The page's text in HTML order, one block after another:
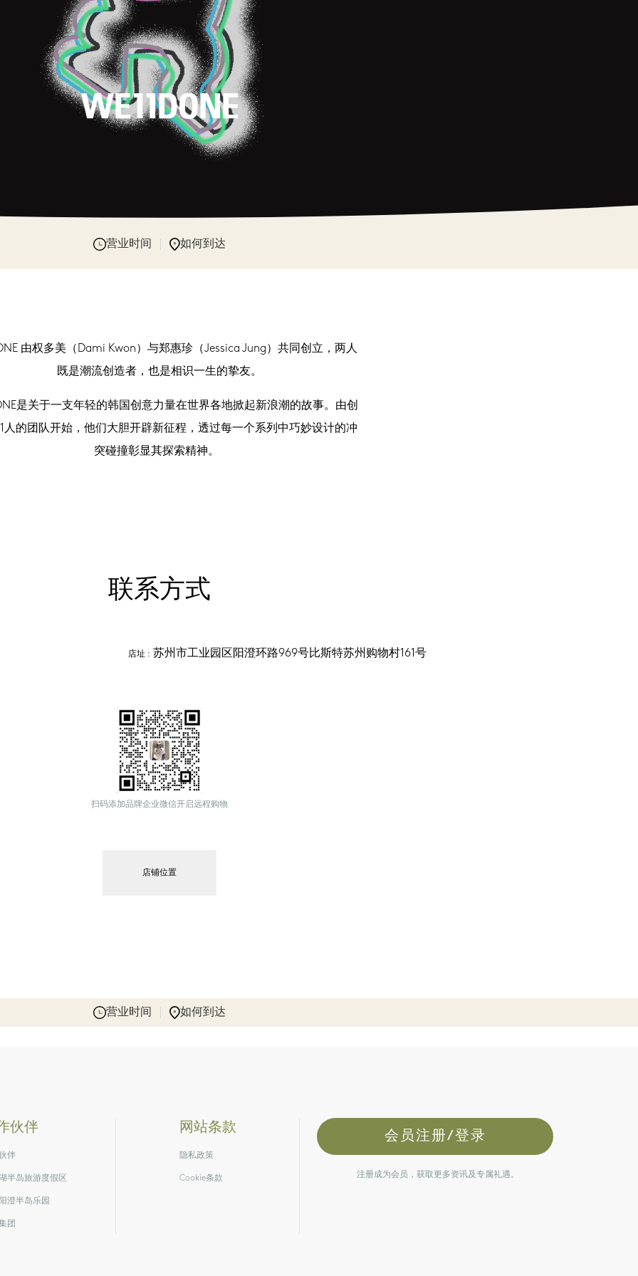
营业时间 如何到达
由权多美（Dami Kwon）与郑惠珍（Jessica Jung）共同创立，两人
既是潮流创造者，也是相识一生的挚友。
是关于一支年轻的韩国创意力量在世界各地掀起新浪潮的故事。由创
人的团队开始，他们大胆开辟新征程，透过每一个系列中巧妙设计的冲
突碰撞彰显其探索精神。
联系方式
店址 : 苏州市工业园区阳澄环路969号比斯特苏州购物村161号
扫码添加品牌企业微信开启远程购物
店铺位置
营业时间 如何到达
伙伴
伴
半岛旅游度假区
澄半岛乐园
团
网站条款
隐私政策
Cookie条款
会员注册/登录
注册成为会员，获取更多资讯及专属礼遇。